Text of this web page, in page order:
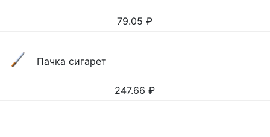
79.05 ₽
Пачка сигарет
247.66 ₽